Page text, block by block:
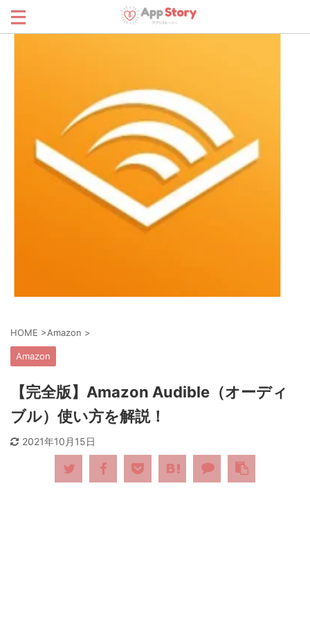
HOME >Amazon >
Amazon
【完全版】Amazon Audible（オーディ
ブル）使い方を解説！
2021年10月15日